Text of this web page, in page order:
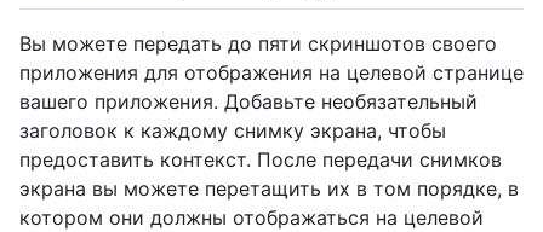
Вы можете передать до пяти скриншотов своего
приложения для отображения на целевой странице
вашего приложения. Добавьте необязательный
заголовок к каждому снимку экрана, чтобы
предоставить контекст. После передачи снимков
экрана вы можете перетащить их в том порядке, в
котором они должны отображаться на целевой